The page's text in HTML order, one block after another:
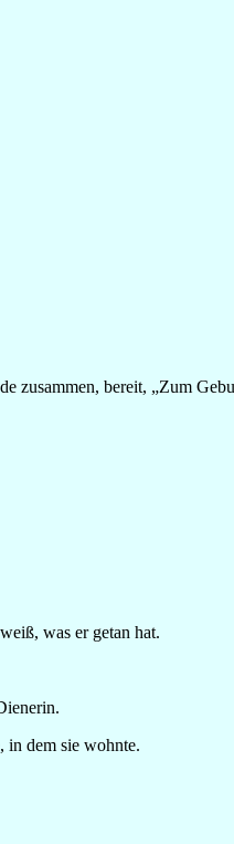
zusammen, bereit, „Zum
was er getan hat.
in dem sie wohnte.